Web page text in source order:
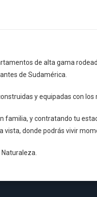
de alta gama
de Sudamérica.
y equipadas con
y contratando tu
vista, donde podrás vivir